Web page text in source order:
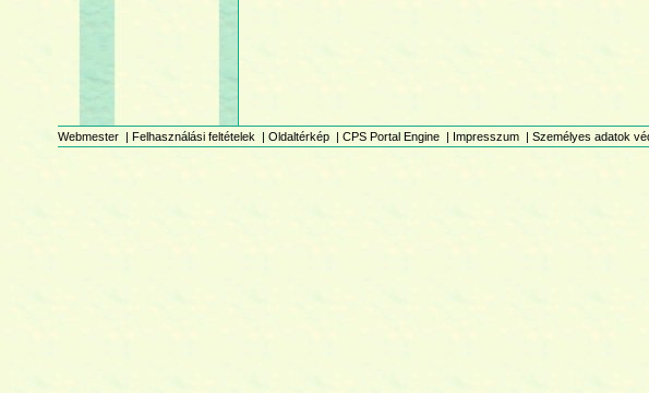
Webmester | Felhasználási feltételek | Oldaltérkép | CPS Portal Engine | Impresszum | Személyes adatok